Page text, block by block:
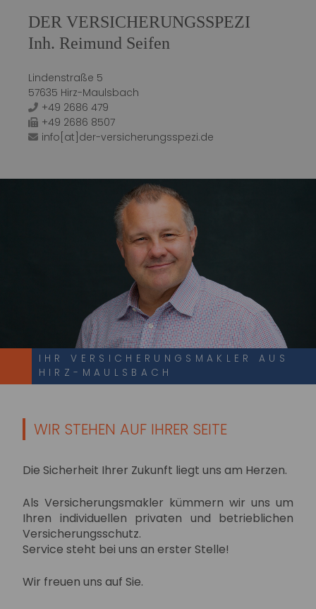
DER VERSICHERUNGSSPEZI
Inh. Reimund Seifen
Lindenstraße 5
57635 Hirz-Maulsbach
+49 2686 479
+49 2686 8507
info[at]der-versicherungsspezi.de
IHR VERSICHERUNGSMAKLER AUS
HIRZ-MAULSBACH
WIR STEHEN AUF IHRER SEITE
Die Sicherheit Ihrer Zukunft liegt uns am Herzen.
Als Versicherungsmakler kümmern wir uns um
Ihren individuellen privaten und betrieblichen
Versicherungsschutz.
Service steht bei uns an erster Stelle!
Wir freuen uns auf Sie.